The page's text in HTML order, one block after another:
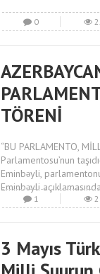
0
TÖRENİ
“BU PARLAMENTO,
Parlamentosu’nun
Eminbəyli,
Eminbəyli
1
3 Mayıs